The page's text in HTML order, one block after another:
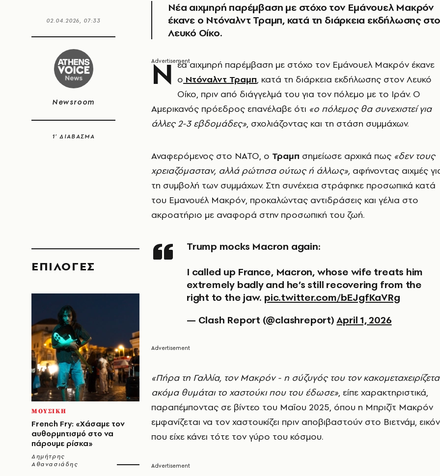
02.04.2026, 07:33
Newsroom
1’ ΔΙΑΒΑΣΜΑ
EΠΙΛΟΓΈΣ
ΜΟΥΣΙΚΗ
French Fry: «Χάσαμε τον
αυθορμητισμό στο να
πάρουμε ρίσκα»
Δημήτρης
Αθανασιάδης
Νέα αιχμηρή παρέμβαση με στόχο τον Εμάνουελ Μακρόν
έκανε ο Ντόναλντ Τραμπ, κατά τη διάρκεια εκδήλωσης
Λευκό Οίκο.
Ν έα αιχμηρή παρέμβαση με στόχο τον Εμάνουελ Μακρόν έκανε
ο Ντόναλντ Τραμπ, κατά τη διάρκεια εκδήλωσης στον Λευκό
Οίκο, πριν από διάγγελμά του για τον πόλεμο με το Ιράν. Ο
Αμερικανός πρόεδρος επανέλαβε ότι «ο πόλεμος θα συνεχιστεί για
άλλες 2-3 εβδομάδες», σχολιάζοντας και τη στάση συμμάχων.
Αναφερόμενος στο ΝΑΤΟ, ο Τραμπ σημείωσε αρχικά πως «δεν τους
χρειαζόμασταν, αλλά ρώτησα ούτως ή άλλως», αφήνοντας αιχμές
τη συμβολή των συμμάχων. Στη συνέχεια στράφηκε προσωπικά κατά
του Εμανουέλ Μακρόν, προκαλώντας αντιδράσεις και γέλια στο
ακροατήριο με αναφορά στην προσωπική του ζωή.
Trump mocks Macron again:
I called up France, Macron, whose wife treats him
extremely badly and he’s still recovering from the
right to the jaw. pic.twitter.com/bEJgfKaVRg
— Clash Report (@clashreport)April 1, 2026
«Πήρα τη Γαλλία, τον Μακρόν - η σύζυγός του τον
ακόμα θυμάται το χαστούκι που του έδωσε», είπε χαρακτηριστικά,
παραπέμποντας σε βίντεο του Μαΐου 2025, όπου η Μπριζίτ Μακρόν
εμφανίζεται να τον χαστουκίζει πριν αποβιβαστούν στο Βιετνάμ,
που είχε κάνει τότε τον γύρο του κόσμου.